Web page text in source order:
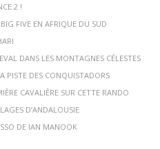
2 !
FIVE EN AFRIQUE DU SUD
DANS LES MONTAGNES CÉLESTES
PISTE DES CONQUISTADORS
CAVALIÈRE SUR CETTE RANDO
D’ANDALOUSIE
DE IAN MANOOK